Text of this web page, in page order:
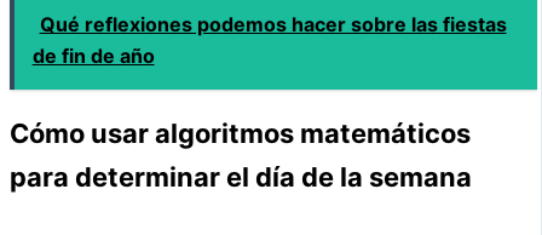
Qué reflexiones podemos hacer sobre las fiestas
de fin de año
Cómo usar algoritmos matemáticos
para determinar el día de la semana